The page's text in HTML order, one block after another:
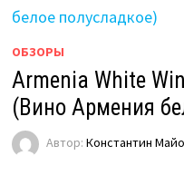
ОБЗОРЫ
Armenia White
(Вино Армения
Автор: Константин